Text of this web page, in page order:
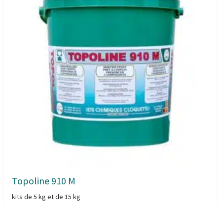
Topoline 910 M
kits de 5 kg et de 15 kg